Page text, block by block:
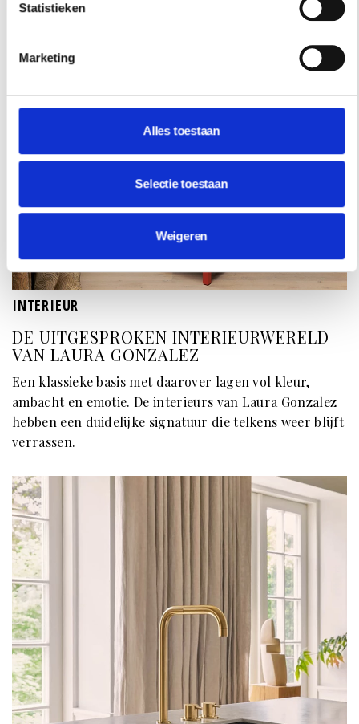
Statistieken
Marketing
Alles toestaan
Selectie toestaan
Weigeren
INTERIEUR
DE UITGESPROKEN INTERIEURWERELD
VAN LAURA GONZALEZ
Een klassieke basis met daarover lagen vol kleur,
ambacht en emotie. De interieurs van Laura Gonzalez
hebben een duidelijke signatuur die telkens weer blijft
verrassen.